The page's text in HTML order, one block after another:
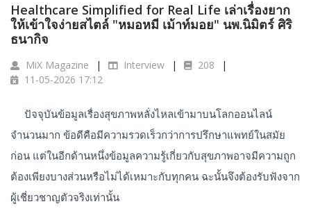
Healthcare Simplified for Real Life เล่าเรื่องยาก
ให้เข้าใจง่ายสไตล์ "หมอหมี เม้าท์มอย" นพ.นิมิตร์ ศิริ
ธนากิจ
MiX Magazine Interview
208
11-05-2026 17:12
ปัจจุบันข้อมูลเรื่องสุขภาพหลั่งไหลเข้ามาบนโลกออนไลน์
จำนวนมาก ข้อดีคือมีความรวดเร็วกว่าการปรึกษาแพทย์ในสมัย
ก่อน แต่ในอีกด้านหนึ่งข้อมูลความรู้เกี่ยวกับสุขภาพอาจมีความถูก
ต้องเพียงบางส่วนหรือไม่ได้เหมาะกับทุกคน ฉะนั้นจึงต้องรับฟังจาก
ผู้เชี่ยวชาญตัวจริงเท่านั้น